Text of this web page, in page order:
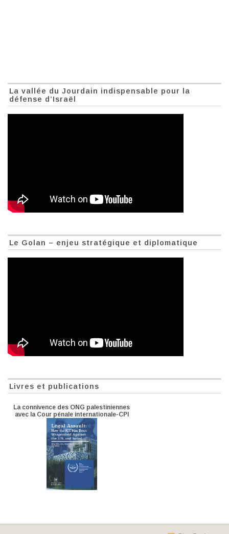
La vallée du Jourdain indispensable pour la
défense d’Israël
Le Golan – enjeu stratégique et diplomatique
Livres et publications
La connivence des ONG palestiniennes
avec la Cour pénale internationale-CPI